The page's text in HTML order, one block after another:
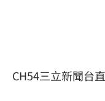
CH54三立新聞台